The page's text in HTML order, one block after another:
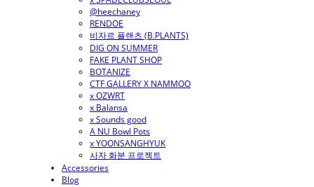
@heechaney
RENDOE
비자르 플랜츠 (B.PLANTS)
DIG ON SUMMER
FAKE PLANT SHOP
BOTANIZE
CTF GALLERY X NAMMOO
x OZWRT
x Balansa
x Sounds good
A NU Bowl Pots
x YOONSANGHYUK
사자 화분 프로젝트
Accessories
Blog